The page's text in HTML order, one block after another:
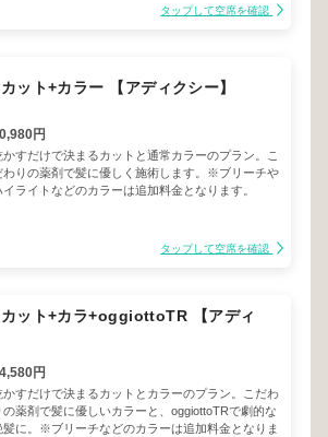
タップして空席を確認
カット+カラー 【アディクシー】
円
かすだけで決まるカットと通常カラーのプラン。こ
わりの薬剤で髪に優しく施術します。※ブリーチや
イライトなどのカラーは追加料金となります。
タップして空席を確認
カット+カラ+oggiottoTR 【アディ
円
かすだけで決まるカットとカラーのプラン。こだわ
の薬剤で髪に優しいカラーと、oggiottoTRで劇的な
髪に。※ブリーチなどのカラーは追加料金となりま